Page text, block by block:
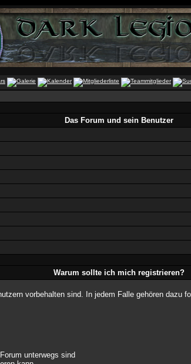
Das Forum und sein Benutzer
Warum sollte ich mich registrieren?
vorbehalten sind. In jedem Falle gehören dazu
unterwegs sind